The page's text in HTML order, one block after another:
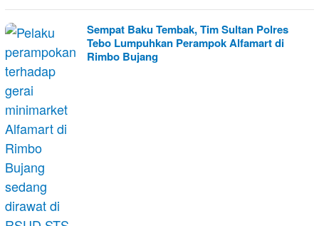
Sempat Baku Tembak, Tim Sultan Polres
Tebo Lumpuhkan Perampok Alfamart di
Rimbo Bujang